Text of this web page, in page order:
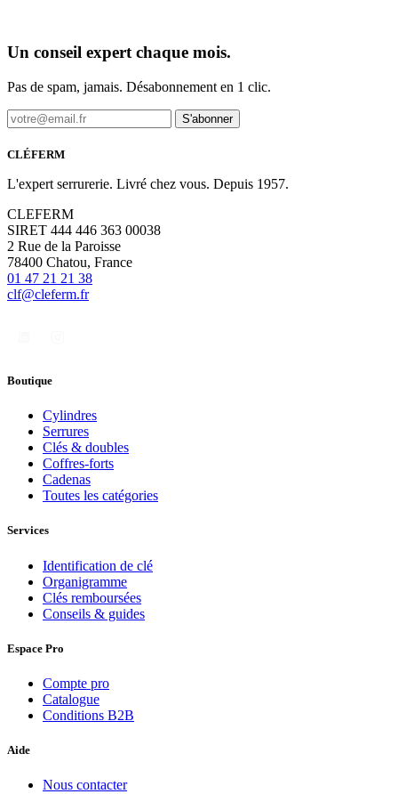
Un conseil expert chaque mois.
Pas de spam, jamais. Désabonnement en 1 clic.
S'abonner
CLÉFERM
L'expert serrurerie. Livré chez vous. Depuis 1957.
CLEFERM
SIRET 444 446 363 00038
2 Rue de la Paroisse
78400 Chatou, France
01 47 21 21 38
clf@cleferm.fr
Boutique
Cylindres
Serrures
Clés & doubles
Coffres-forts
Cadenas
Toutes les catégories
Services
Identification de clé
Organigramme
Clés remboursées
Conseils & guides
Espace Pro
Compte pro
Catalogue
Conditions B2B
Aide
Nous contacter